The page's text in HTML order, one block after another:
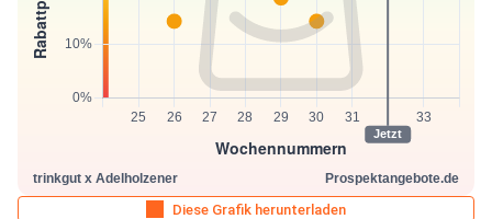
Diese Grafik herunterladen